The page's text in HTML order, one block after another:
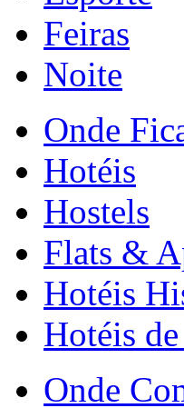
Feiras
Noite
Onde
Hotéis
Hostels
Flats &
Hotéis
Hotéis
Onde